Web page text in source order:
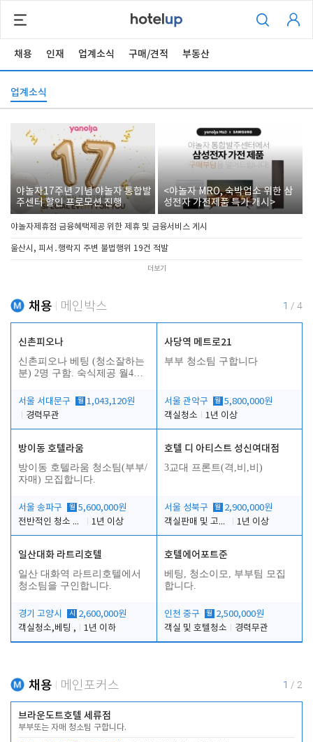
채용 인재 업계소식 구매/견적 부동산
업계소식
야놀자17주년 기념 야놀자 통합발
주센터 할인 프로모션 진행
<야놀자 MRO, 숙박업소 위한 삼
성전자 가전제품 특가 개시>
야놀자제휴점 금융혜택제공 위한 제휴 및 금융서비스 게시
울산시, 피서․행락지 주변 불법행위 19건 적발
더보기
채용 메인박스 1 / 4
신촌피오나
신촌피오나 베팅 (청소잘하는
분) 2명 구함. 숙식제공 월4회
서울 서대문구
월 1,043,120원
경력무관
사당역 메트로21
부부 청소팀 구합니다
서울 관악구 월 5,800,000원
객실청소
1년 이상
방이동 호텔라움
방이동 호텔라움 청소팀(부부/
자매) 모집합니다.
서울 송파구 월 5,600,000원
전반적인 청소 업무(객실청소.객실정리)
1년 이상
호텔 디 아티스트 성신여대점
3교대 프론트(격,비,비)
서울 성북구 월 2,900,000원
객실판매 및 고객응대
1년 이상
일산대화 라트리호텔
일산 대화역 라트리호텔에서
청소팀을 구인합니다.
경기 고양시 시
2,600,000원
객실청소,베팅 ,
1년 이하
호텔에어포트준
베팅, 청소이모, 부부팀 모집
합니다.
인천 중구 월 2,500,000원
객실 및 호텔청소
경력무관
채용 메인포커스 1 / 2
브라운도트호텔 세류점
부부또는 자매 청소팀 구합니다.